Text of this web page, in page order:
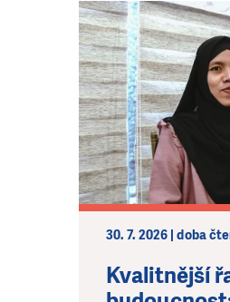
30. 7. 2026 | doba
Kvalitnější